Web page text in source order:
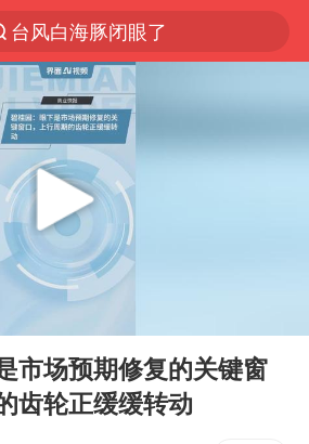
台风白海豚闭眼了
四川宜宾3.4级地震
新疆阿克苏地震
香港宏福苑火灾或由烟头引起
浙江台州《告全体市民书》
网约车司机充电时猝死保险拒赔
周末打虎 宋致远被查
市场预期修复的关键窗
齿轮正缓缓转动